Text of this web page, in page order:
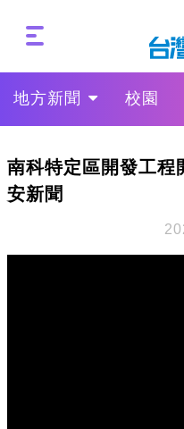
地方新聞 校園
南科特定區開發工程
安新聞